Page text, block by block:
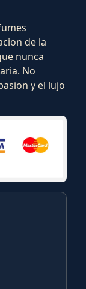
de la
nunca
No
y el lujo